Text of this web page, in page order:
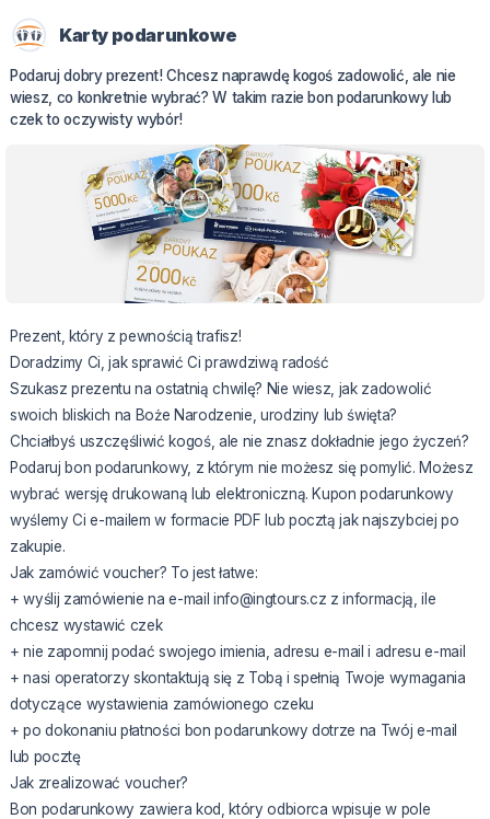
Karty podarunkowe
Podaruj dobry prezent! Chcesz naprawdę kogoś zadowolić, ale nie
wiesz, co konkretnie wybrać? W takim razie bon podarunkowy lub
czek to oczywisty wybór!
Prezent, który z pewnością trafisz!
Doradzimy Ci, jak sprawić Ci prawdziwą radość
Szukasz prezentu na ostatnią chwilę? Nie wiesz, jak zadowolić
swoich bliskich na Boże Narodzenie, urodziny lub święta?
Chciałbyś uszczęśliwić kogoś, ale nie znasz dokładnie jego życzeń?
Podaruj bon podarunkowy, z którym nie możesz się pomylić. Możesz
wybrać wersję drukowaną lub elektroniczną. Kupon podarunkowy
wyślemy Ci e-mailem w formacie PDF lub pocztą jak najszybciej po
zakupie.
Jak zamówić voucher? To jest łatwe:
+ wyślij zamówienie na e-mail info@ingtours.cz z informacją, ile
chcesz wystawić czek
+ nie zapomnij podać swojego imienia, adresu e-mail i adresu e-mail
+ nasi operatorzy skontaktują się z Tobą i spełnią Twoje wymagania
dotyczące wystawienia zamówionego czeku
+ po dokonaniu płatności bon podarunkowy dotrze na Twój e-mail
lub pocztę
Jak zrealizować voucher?
Bon podarunkowy zawiera kod, który odbiorca wpisuje w pole